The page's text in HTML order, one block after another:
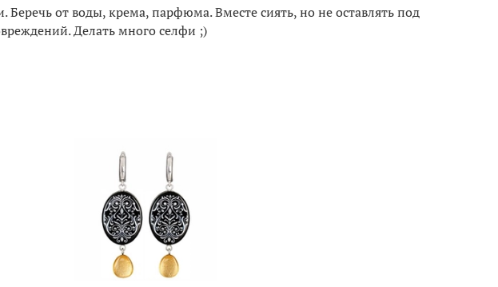
от воды, крема, парфюма. Вместе сиять, но не оставлять под
Делать много селфи ;)